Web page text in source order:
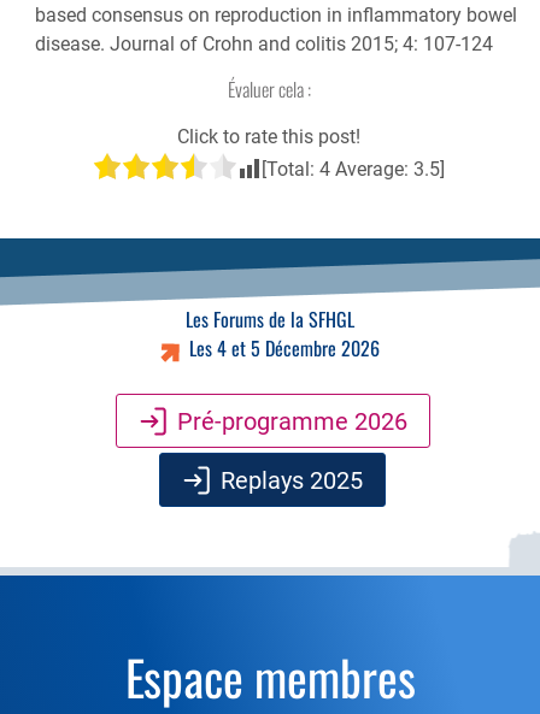
based consensus on reproduction in inflammatory bowel
disease. Journal of Crohn and colitis 2015; 4: 107-124
Évaluer cela :
Click to rate this post!
[Total:4 Average:3.5]
Les Forums de la SFHGL
Les 4 et 5 Décembre 2026
Pré-programme 2026
Replays 2025
Espace membres